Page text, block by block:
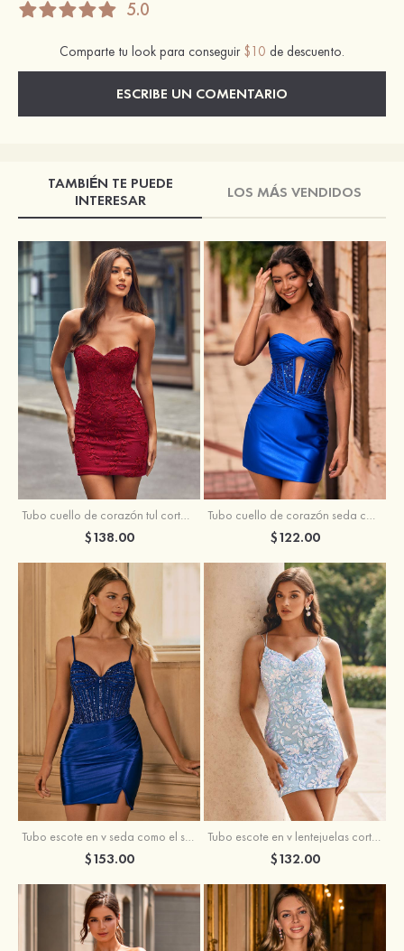
5.0
Comparte tu look para conseguir $10 de descuento.
ESCRIBE UN COMENTARIO
TAMBIÉN TE PUEDE
INTERESAR
LOS MÁS VENDIDOS
Tubo cuello de corazón tul corto/mini vestido para homecoming
$138.00
Tubo cuello de corazón seda como el satén corto vestido para homecoming
$122.00
Tubo escote en v seda como el satén corto vestido para homecoming
$153.00
Tubo escote en v lentejuelas corto vestido para homecoming
$132.00